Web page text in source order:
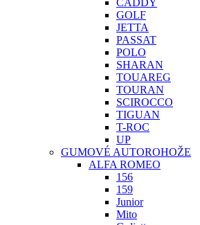
GOLF
JETTA
PASSAT
POLO
SHARAN
TOUAREG
TOURAN
SCIROCCO
TIGUAN
T-ROC
UP
GUMOVÉ AUTOROHOŽE
ALFA ROMEO
156
159
Junior
Mito